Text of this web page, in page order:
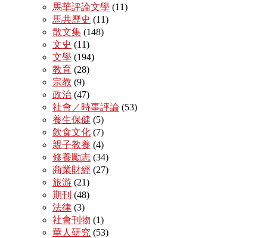
馬華評論文學 (11)
馬共歷史 (11)
散文集 (148)
文史 (11)
文學 (194)
教育 (28)
宗教 (9)
政治 (47)
社會／時事評論 (53)
養生保健 (5)
飲食文化 (7)
親子教養 (4)
修養勵志 (34)
商業財經 (27)
旅游 (21)
期刊 (48)
法律 (3)
社會刊物 (1)
華人研究 (53)